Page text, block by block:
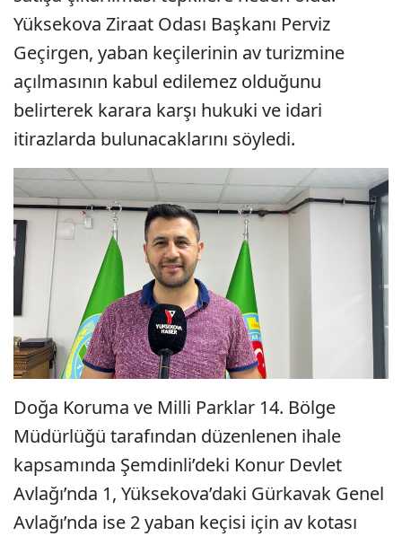
Yüksekova Ziraat Odası Başkanı Perviz
Geçirgen, yaban keçilerinin av turizmine
açılmasının kabul edilemez olduğunu
belirterek karara karşı hukuki ve idari
itirazlarda bulunacaklarını söyledi.
Doğa Koruma ve Milli Parklar 14. Bölge
Müdürlüğü tarafından düzenlenen ihale
kapsamında Şemdinli’deki Konur Devlet
Avlağı’nda 1, Yüksekova’daki Gürkavak Genel
Avlağı’nda ise 2 yaban keçisi için av kotası